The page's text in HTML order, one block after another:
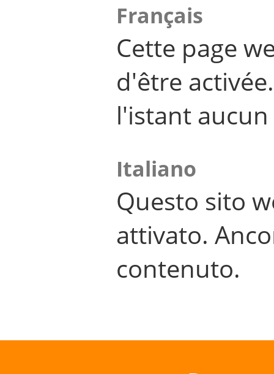
Français
Cette page
d'être
l'istant
Italiano
Questo sito
attivato.
contenuto.